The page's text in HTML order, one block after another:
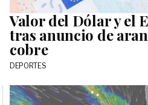
Valor del Dólar y el
tras anuncio de
cobre
DEPORTES